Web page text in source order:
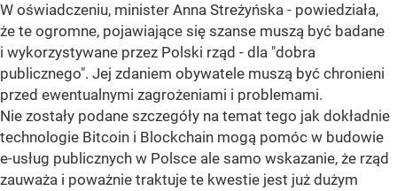
W oświadczeniu, minister Anna Streżyńska - powiedziała,
że te ogromne, pojawiające się szanse muszą być badane
i wykorzystywane przez Polski rząd - dla "dobra
publicznego". Jej zdaniem obywatele muszą być chronieni
przed ewentualnymi zagrożeniami i problemami.
Nie zostały podane szczegóły na temat tego jak dokładnie
technologie Bitcoin i Blockchain mogą pomóc w budowie
e-usług publicznych w Polsce ale samo wskazanie, że rząd
zauważa i poważnie traktuje te kwestie jest już dużym